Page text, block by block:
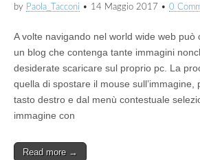
by Paola_Tacconi • 14 Maggio 2017 • 0
A volte navigando nel world wide web può
un blog che contenga tante immagini
desiderate scaricare sul proprio pc. La
quella di spostare il mouse sull’immagine,
tasto destro e dal menù contestuale
immagine con
Read more →